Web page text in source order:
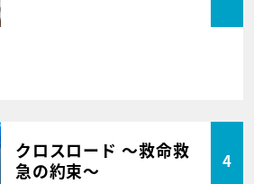
クロスロード ～救命救
急の約束～
4